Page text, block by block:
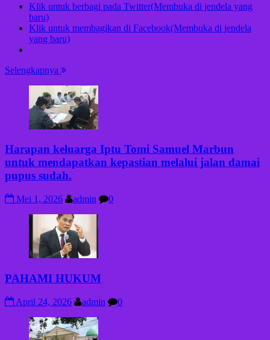
Klik untuk berbagi pada Twitter(Membuka di jendela yang
baru)
Klik untuk membagikan di Facebook(Membuka di jendela
yang baru)
Selengkapnya
Harapan keluarga Iptu Tomi Samuel Marbun
untuk mendapatkan kepastian melalui jalan damai
pupus sudah.
Mei 1, 2026 admin 0
PAHAMI HUKUM
April 24, 2026 admin 0